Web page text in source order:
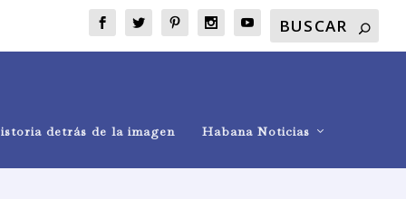
detrás de la imagen Habana Noticias